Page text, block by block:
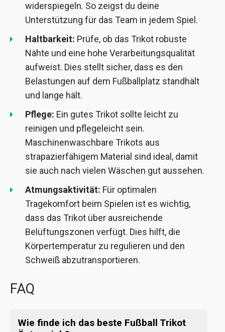
widerspiegeln. So zeigst du deine
Unterstützung für das Team in jedem Spiel.
Haltbarkeit: Prüfe, ob das Trikot robuste
Nähte und eine hohe Verarbeitungsqualität
aufweist. Dies stellt sicher, dass es den
Belastungen auf dem Fußballplatz standhält
und lange hält.
Pflege: Ein gutes Trikot sollte leicht zu
reinigen und pflegeleicht sein.
Maschinenwaschbare Trikots aus
strapazierfähigem Material sind ideal, damit
sie auch nach vielen Wäschen gut aussehen.
Atmungsaktivität: Für optimalen
Tragekomfort beim Spielen ist es wichtig,
dass das Trikot über ausreichende
Belüftungszonen verfügt. Dies hilft, die
Körpertemperatur zu regulieren und den
Schweiß abzutransportieren.
FAQ
Wie finde ich das beste Fußball Trikot